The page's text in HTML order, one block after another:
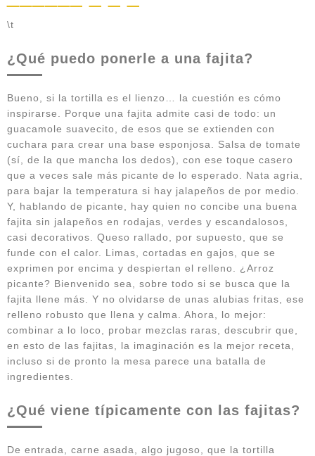
\t
¿Qué puedo ponerle a una fajita?
Bueno, si la tortilla es el lienzo… la cuestión es cómo
inspirarse. Porque una fajita admite casi de todo: un
guacamole suavecito, de esos que se extienden con
cuchara para crear una base esponjosa. Salsa de tomate
(sí, de la que mancha los dedos), con ese toque casero
que a veces sale más picante de lo esperado. Nata agria,
para bajar la temperatura si hay jalapeños de por medio.
Y, hablando de picante, hay quien no concibe una buena
fajita sin jalapeños en rodajas, verdes y escandalosos,
casi decorativos. Queso rallado, por supuesto, que se
funde con el calor. Limas, cortadas en gajos, que se
exprimen por encima y despiertan el relleno. ¿Arroz
picante? Bienvenido sea, sobre todo si se busca que la
fajita llene más. Y no olvidarse de unas alubias fritas, ese
relleno robusto que llena y calma. Ahora, lo mejor:
combinar a lo loco, probar mezclas raras, descubrir que,
en esto de las fajitas, la imaginación es la mejor receta,
incluso si de pronto la mesa parece una batalla de
ingredientes.
¿Qué viene típicamente con las fajitas?
De entrada, carne asada, algo jugoso, que la tortilla